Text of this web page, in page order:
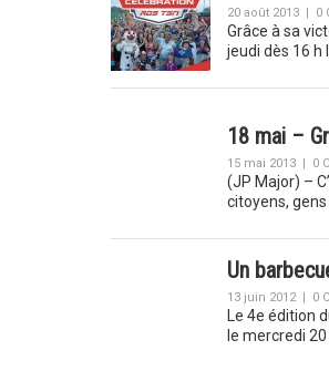
20 août 2013 | 0
Grâce à sa
jeudi dès 16 h
18 mai –
15 mai 2013 | 0
(JP Major) –
citoyens,
Un
13 juin 2012 | 0
Le 4e édition
le mercredi